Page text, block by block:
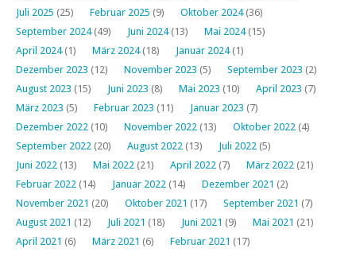
Juli 2025 (25) Februar 2025 (9) Oktober 2024(36)
September 2024(49) Juni 2024(13) Mai 2024(15)
April 2024(1) März 2024(18) Januar 2024(1)
Dezember 2023 (12) November 2023 (5) September 2023 (2)
August 2023 (15) Juni 2023 (8) Mai 2023 (10) April 2023 (7)
März 2023 (5) Februar 2023 (11) Januar 2023 (7)
Dezember 2022 (10) November 2022 (13) Oktober 2022 (4)
September 2022 (20) August 2022 (13) Juli 2022 (5)
Juni 2022 (13) Mai 2022 (21) April 2022 (7) März 2022 (21)
Februar 2022 (14) Januar 2022 (14) Dezember 2021 (2)
November 2021 (20) Oktober 2021 (17) September 2021 (7)
August 2021 (12) Juli 2021 (18) Juni 2021 (9) Mai 2021 (21)
April 2021 (6) März 2021 (6) Februar 2021 (17)